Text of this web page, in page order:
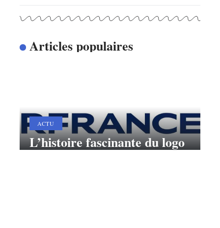
Articles populaires
ACTU
L’histoire fascinante du logo
Air France et la signification